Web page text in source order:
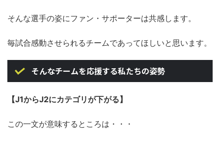
そんな選手の姿にファン・サポーターは共感します。
毎試合感動させられるチームであってほしいと思います。
そんなチームを応援する私たちの姿勢
【J1からJ2にカテゴリが下がる】
この一文が意味するところは・・・